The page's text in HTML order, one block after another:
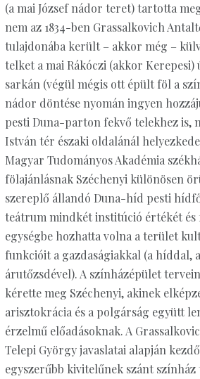
(a mai József nádor teret) tartotta
nem az 1834-ben Grassalkovich
tulajdonába került – akkor még –
telket a mai Rákóczi (akkor Kerepesi)
sarkán (végül mégis ott épült föl a
nádor döntése nyomán ingyen
pesti Duna-parton fekvő telekhez is,
István tér északi oldalánál
Magyar Tudományos Akadémia
fölajánlásnak Széchenyi különösen
szereplő állandó Duna-híd pesti
teátrum mindkét institúció értékét és
egységbe hozhatta volna a terület
funkcióit a gazdaságiakkal (a híddal,
árutőzsdével). A színházépület
kérette meg Széchenyi, akinek
arisztokrácia és a polgárság együtt
érzelmű előadásoknak. A
Telepi György javaslatai alapján
egyszerűbb kivitelűnek szánt színház